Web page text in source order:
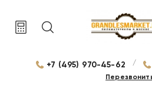
+7 (495) 970-45-62 /